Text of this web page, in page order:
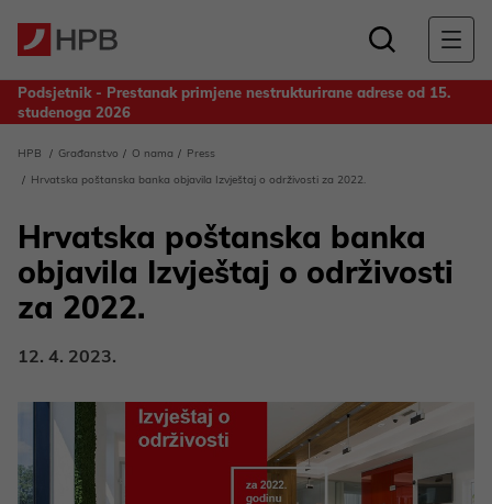
Podsjetnik - Prestanak primjene nestrukturirane adrese od 15.
studenoga 2026
ostvarene u 2025. godini
HPB Građanstvo O nama
Press
Hrvatska poštanska banka objavila Izvještaj o održivosti za 2022.
Hrvatska poštanska banka
objavila Izvještaj o održivosti
za 2022.
12. 4. 2023.